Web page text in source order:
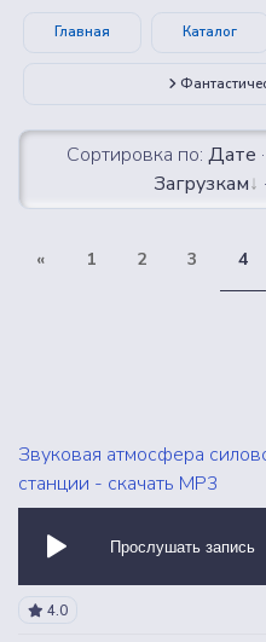
Главная Каталог
Сортировка по: Дате ·
Загрузкам
·
« 1 2 3 4
Звуковая атмосфера
станции - скачать MP3
Прослушать запись
4.0